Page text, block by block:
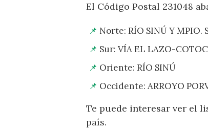
El Código Postal 231048
Norte: RÍO SINÚ Y MPIO.
Sur: VÍA EL LAZO-
Oriente: RÍO SINÚ
Occidente: ARROYO
Te puede interesar ver el
país.